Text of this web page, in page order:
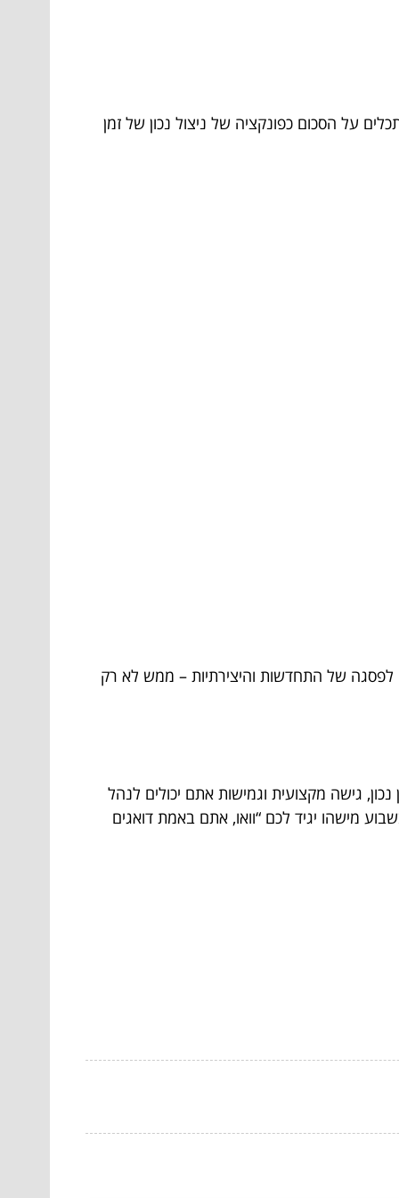
על הסכום כפונקציה של ניצול נכון של זמן
לפסגה של התחדשות והיצירתיות – ממש לא רק
גישה מקצועית וגמישות אתם יכולים לנהל
מישהו יגיד לכם “וואו, אתם באמת דואגים